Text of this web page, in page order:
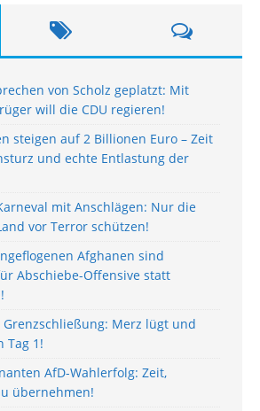
von Scholz geplatzt: Mit
will die CDU regieren!
steigen auf 2 Billionen Euro – Zeit
und echte Entlastung der
mit Anschlägen: Nur die
vor Terror schützen!
Afghanen sind
Abschiebe-Offensive statt
Grenzschließung: Merz lügt und
Tag 1!
AfD-Wahlerfolg: Zeit,
übernehmen!